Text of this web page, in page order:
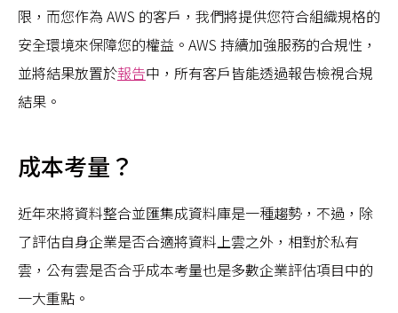
限，而您作為 AWS 的客戶，我們將提供您符合組織規格的
安全環境來保障您的權益。AWS 持續加強服務的合規性，
並將結果放置於報告中，所有客戶皆能透過報告檢視合規
結果。
成本考量？
近年來將資料整合並匯集成資料庫是一種趨勢，不過，除
了評估自身企業是否合適將資料上雲之外，相對於私有
雲，公有雲是否合乎成本考量也是多數企業評估項目中的
一大重點。